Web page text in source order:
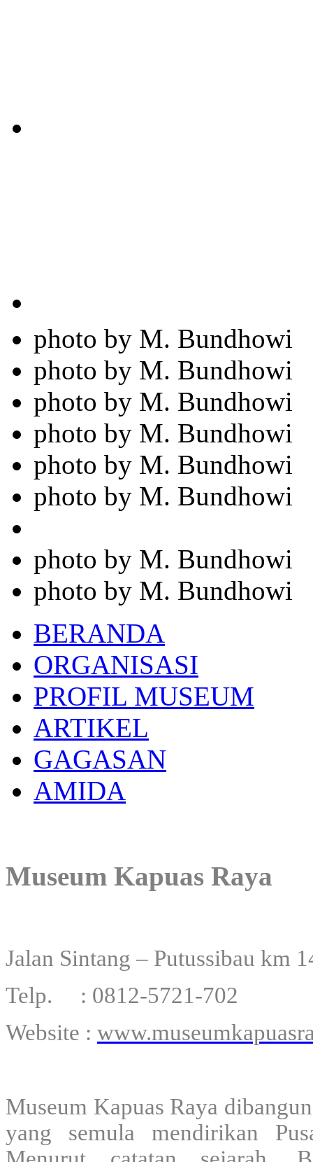
photo by M. Bundhowi
photo by M. Bundhowi
photo by M. Bundhowi
photo by M. Bundhowi
photo by M. Bundhowi
photo by M. Bundhowi
photo by M. Bundhowi
photo by M. Bundhowi
BERANDA
ORGANISASI
PROFIL MUSEUM
ARTIKEL
GAGASAN
AMIDA
Museum Kapuas Raya
Jalan Sintang – Putussibau km
Telp. : 0812-5721-702
Website :
Museum Kapuas Raya
yang semula mendirikan